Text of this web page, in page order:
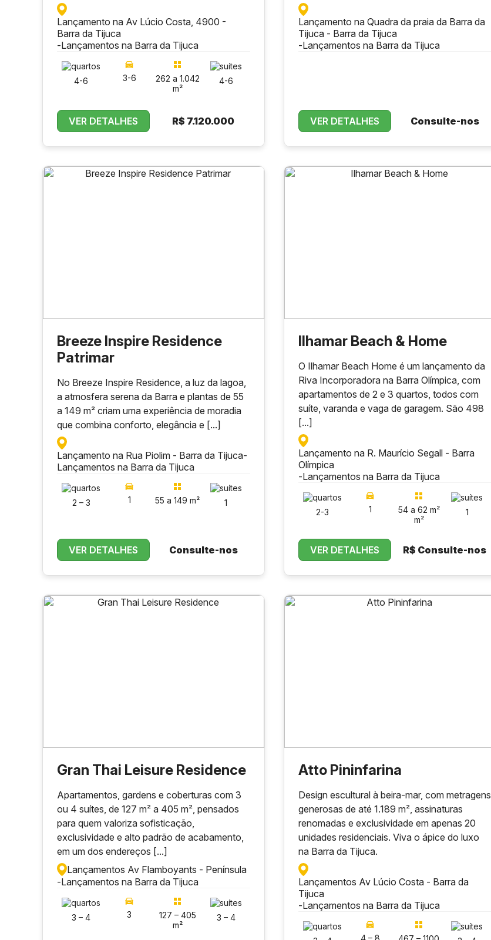
Lançamento na Av Lúcio Costa, 4900 -
Barra da Tijuca
-Lançamentos na Barra da Tijuca
4-6 3-6
262 a 1.042
m²
4-6
VER DETALHES R$ 7.120.000
Lançamento na Quadra da praia da Barra da
Tijuca - Barra da Tijuca
-Lançamentos na Barra da Tijuca
VER DETALHES Consulte-nos
Breeze Inspire Residence
Patrimar
No Breeze Inspire Residence, a luz da lagoa,
a atmosfera serena da Barra e plantas de 55
a 149 m² criam uma experiência de moradia
que combina conforto, elegância e [...]
Lançamento na Rua Piolim - Barra da Tijuca-
Lançamentos na Barra da Tijuca
2 – 3 1 55 a 149 m² 1
VER DETALHES Consulte-nos
Ilhamar Beach & Home
O Ilhamar Beach Home é um lançamento da
Riva Incorporadora na Barra Olímpica, com
apartamentos de 2 e 3 quartos, todos com
suíte, varanda e vaga de garagem. São 498
[...]
Lançamento na R. Maurício Segall - Barra
Olímpica
-Lançamentos na Barra da Tijuca
2-3 1
54 a 62 m²
m²
1
VER DETALHES R$ Consulte-nos
Gran Thai Leisure Residence
Apartamentos, gardens e coberturas com 3
ou 4 suítes, de 127 m² a 405 m², pensados
para quem valoriza sofisticação,
exclusividade e alto padrão de acabamento,
em um dos endereços [...]
Lançamentos Av Flamboyants - Península
-Lançamentos na Barra da Tijuca
3 – 4 3
127 – 405
m²
3 – 4
Atto Pininfarina
Design escultural à beira-mar, com metragens
generosas de até 1.189 m², assinaturas
renomadas e exclusividade em apenas 20
unidades residenciais. Viva o ápice do luxo
na Barra da Tijuca.
Lançamentos Av Lúcio Costa - Barra da
Tijuca
-Lançamentos na Barra da Tijuca
4 – 8